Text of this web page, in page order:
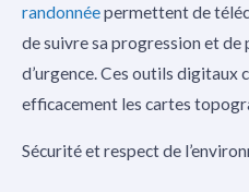
randonnéepermettent de
de suivre sa progression et de
d’urgence. Ces outils digitaux
efficacement les cartes
Sécurité et respect de